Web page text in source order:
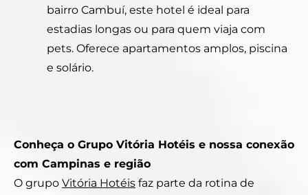
bairro Cambuí, este hotel é ideal para
estadias longas ou para quem viaja com
pets. Oferece apartamentos amplos, piscina
e solário.
Conheça o Grupo Vitória Hotéis e nossa conexão
com Campinas e região
O grupo Vitória Hotéis faz parte da rotina de